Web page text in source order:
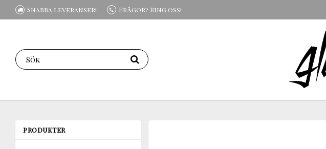
Snabba leveranser! Frågor? Ring oss!
PRODUKTER